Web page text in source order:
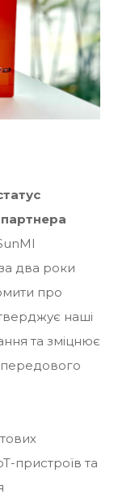
два роки
про
наші
та зміцнює
передового
пристроїв та